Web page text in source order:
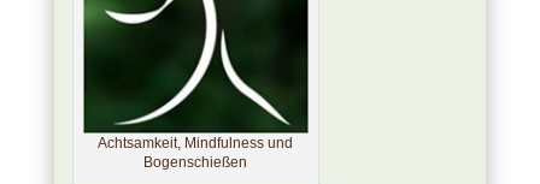
Achtsamkeit, Mindfulness und
Bogenschießen